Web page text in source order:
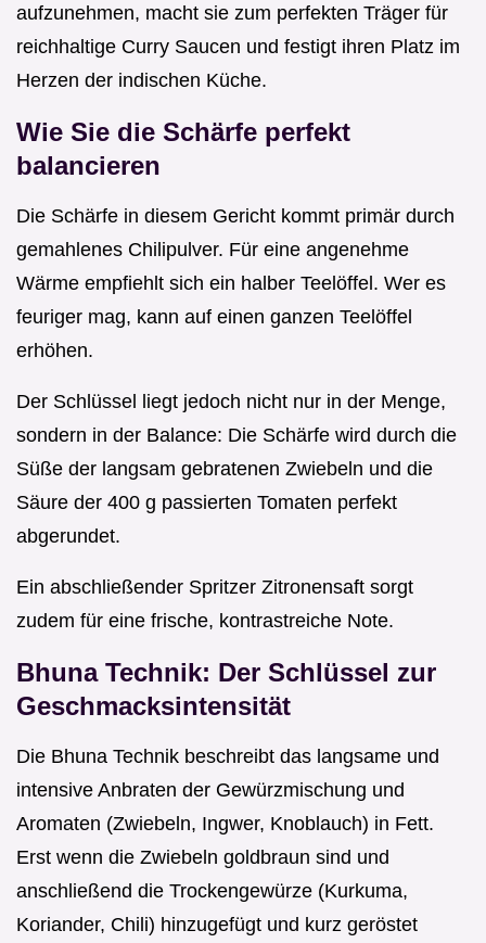
aufzunehmen, macht sie zum perfekten Träger für
reichhaltige Curry Saucen und festigt ihren Platz im
Herzen der indischen Küche.
Wie Sie die Schärfe perfekt
balancieren
Die Schärfe in diesem Gericht kommt primär durch
gemahlenes Chilipulver. Für eine angenehme
Wärme empfiehlt sich ein halber Teelöffel. Wer es
feuriger mag, kann auf einen ganzen Teelöffel
erhöhen.
Der Schlüssel liegt jedoch nicht nur in der Menge,
sondern in der Balance: Die Schärfe wird durch die
Süße der langsam gebratenen Zwiebeln und die
Säure der 400 g passierten Tomaten perfekt
abgerundet.
Ein abschließender Spritzer Zitronensaft sorgt
zudem für eine frische, kontrastreiche Note.
Bhuna Technik: Der Schlüssel zur
Geschmacksintensität
Die Bhuna Technik beschreibt das langsame und
intensive Anbraten der Gewürzmischung und
Aromaten (Zwiebeln, Ingwer, Knoblauch) in Fett.
Erst wenn die Zwiebeln goldbraun sind und
anschließend die Trockengewürze (Kurkuma,
Koriander, Chili) hinzugefügt und kurz geröstet